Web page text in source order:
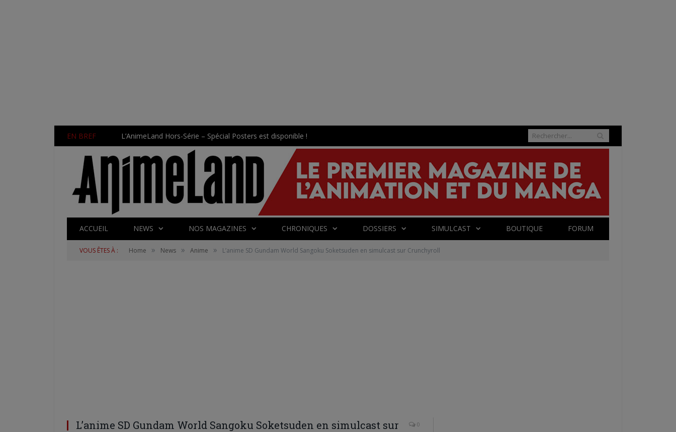
EN BREF L’AnimeLand Hors-Série – Spécial Posters est disponible !
ACCUEIL NEWS NOS MAGAZINES CHRONIQUES DOSSIERS SIMULCAST BOUTIQUE FORUM
VOUS ÊTES À : Home » News » Anime » L’anime SD Gundam World Sangoku Soketsuden en simulcast sur Crunchyroll
L’anime SD Gundam World Sangoku Soketsuden en simulcast sur
0